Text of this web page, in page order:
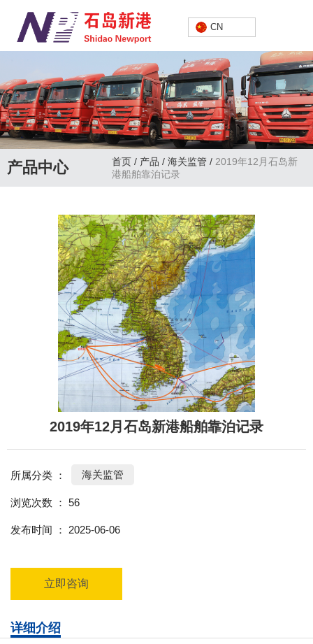
中文
CN
产品中心 首页 / 产品 / 海关监管 / 2019年12月石岛新
港船舶靠泊记录
2019年12月石岛新港船舶靠泊记录
所属分类 ： 海关监管
浏览次数 ： 56
发布时间 ： 2025-06-06
立即咨询
详细介绍